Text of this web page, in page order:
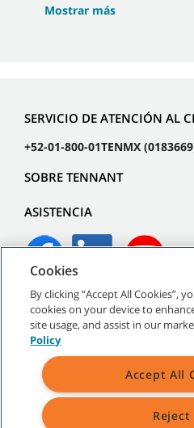
Mostrar más
SERVICIO DE ATENCIÓN AL
+52-01-800-01TENMX
SOBRE TENNANT
ASISTENCIA
2026 Tennant Company. Todos los
|Políticas
Términos
Cookies
By clicking “Accept All Cookies”,
cookies on your device to
site usage, and assist in our
Policy
Accept All
Reject